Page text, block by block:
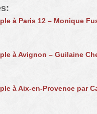
à Paris 12 – Monique
à Avignon – Guilaine
à Aix-en-Provence par